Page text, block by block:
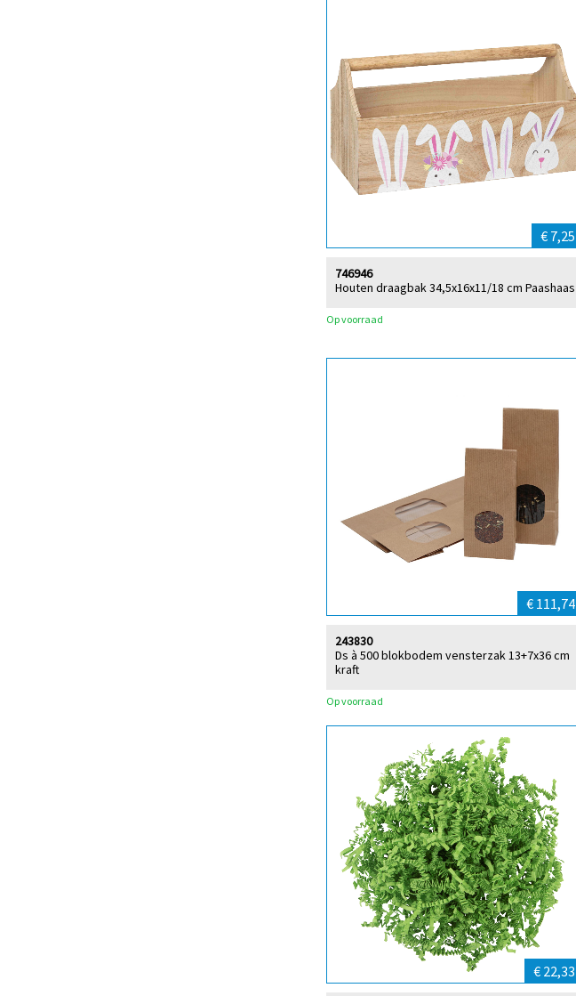
€ 7,25
Houten draagbak 34,5x16x11/18 cm Paashaas
746946
Op voorraad
€ 111,74
Ds à 500 blokbodem vensterzak 13+7x36 cm
kraft
243830
Op voorraad
€ 22,33